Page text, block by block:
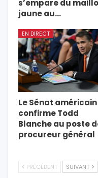
s’empare du
jaune au…
EN DIRECT
Le Sénat américain
confirme Todd
Blanche au poste
procureur général
PRÉCÉDENT SUIVANT